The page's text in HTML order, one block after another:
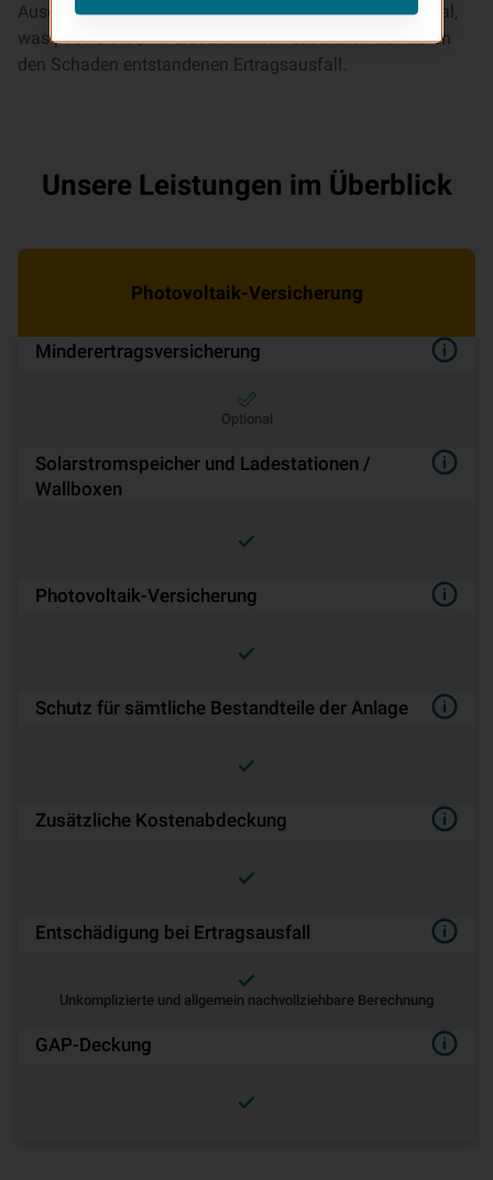
Ausgleich bei Schäden an Ihrer Photovoltaikanlage. Egal,
was passiert ist, wir ersetzen Ihnen zusätzlich den durch
den Schaden entstandenen Ertragsausfall.
Unsere Leistungen im Überblick
Pho­to­vol­ta­ik-Ver­si­che­rung
Minderertrags­ver­si­che­rung
Optional
Solarstromspeicher und Ladestationen /
Wallboxen
Pho­to­vol­ta­ik-Ver­si­che­rung
Schutz für sämtliche Bestandteile der Anlage
Zusätzliche Kostenabdeckung
Entschädigung bei Ertragsausfall
Unkomplizierte und allgemein nachvollziehbare Berechnung
GAP-Deckung